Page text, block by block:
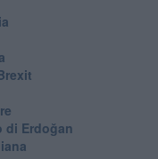
di Erdoğan